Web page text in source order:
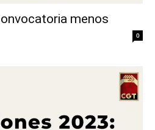
menos
0